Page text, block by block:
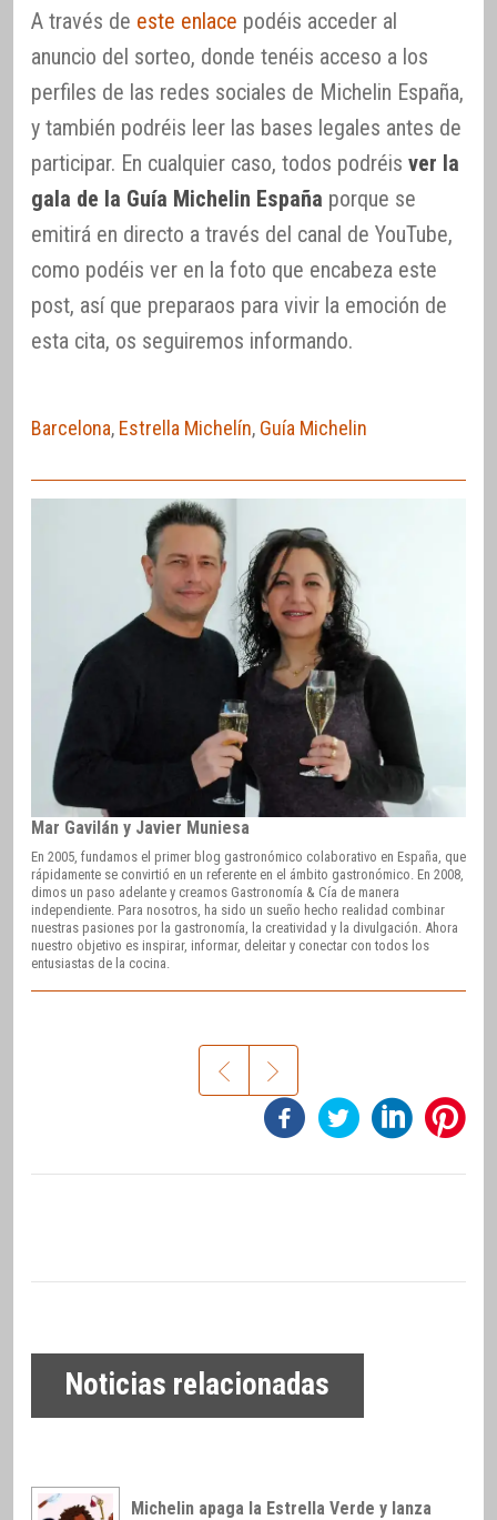
A través de este enlace podéis acceder al
anuncio del sorteo, donde tenéis acceso a los
perfiles de las redes sociales de Michelin España,
y también podréis leer las bases legales antes de
participar. En cualquier caso, todos podréis ver la
gala de la Guía Michelin España porque se
emitirá en directo a través del canal de YouTube,
como podéis ver en la foto que encabeza este
post, así que preparaos para vivir la emoción de
esta cita, os seguiremos informando.
Barcelona, Estrella Michelín, Guía Michelin
Mar Gavilán y Javier Muniesa
En 2005, fundamos el primer blog gastronómico colaborativo en España, que
rápidamente se convirtió en un referente en el ámbito gastronómico. En 2008,
dimos un paso adelante y creamos Gastronomía & Cía de manera
independiente. Para nosotros, ha sido un sueño hecho realidad combinar
nuestras pasiones por la gastronomía, la creatividad y la divulgación. Ahora
nuestro objetivo es inspirar, informar, deleitar y conectar con todos los
entusiastas de la cocina.
Noticias relacionadas
Michelin apaga la Estrella Verde y lanza